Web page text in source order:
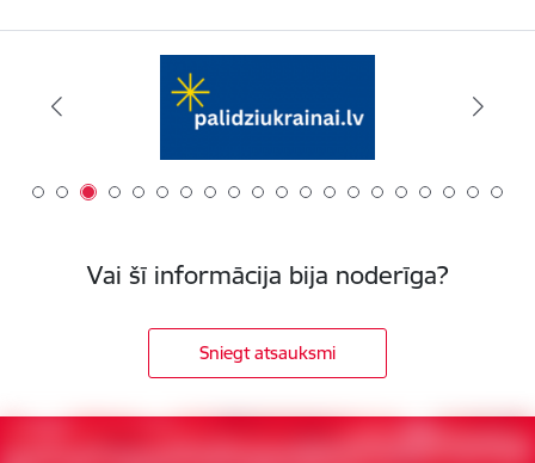
Vai šī informācija bija noderīga?
Sniegt atsauksmi